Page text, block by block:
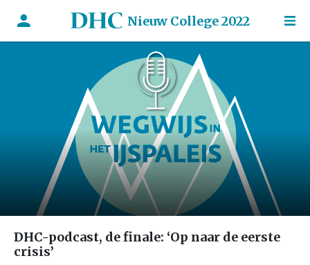
Nieuw College 2022
DHC-podcast, de finale: ‘Op naar de eerste
crisis’